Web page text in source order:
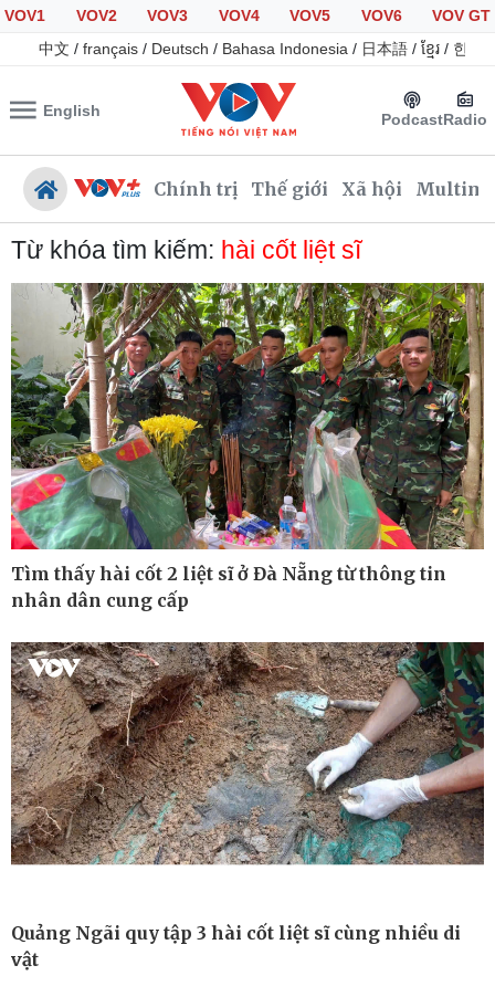
VOV1 VOV2 VOV3 VOV4 VOV5 VOV6
VOV GT
中文 / français / Deutsch / Bahasa Indonesia / 日本語 / ខ្មែរ / 한국
English PodcastRadio
Chính trị Thế giới Xã hội
Chính trị
Tổ chức nhân sự
Quốc hội
Nhận diện sự thật
Xã hội
Tin 24h
Giáo dục
Dự báo thời tiết
Dấu ấn VOV
Việc làm
Biển đảo
Thế giới
Quan sát
Cuộc sống đó đây
Multimedia
Từ khóa tìm kiếm: hài cốt liệt sĩ
Tìm thấy hài cốt 2 liệt sĩ ở Đà Nẵng từ thông tin
nhân dân cung cấp
Quảng Ngãi quy tập 3 hài cốt liệt sĩ cùng nhiều di
vật